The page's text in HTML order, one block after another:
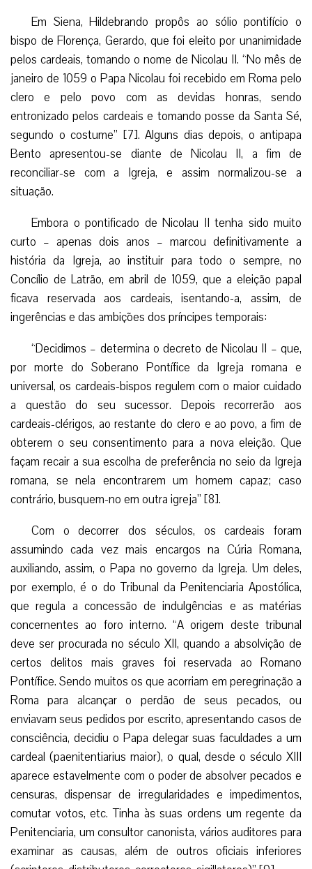
Em Siena, Hildebrando propôs ao sólio pontifício o
bispo de Florença, Gerardo, que foi eleito por unanimidade
pelos cardeais, tomando o nome de Nicolau II. “No mês de
janeiro de 1059 o Papa Nicolau foi recebido em Roma pelo
clero e pelo povo com as devidas honras, sendo
entronizado pelos cardeais e tomando posse da Santa Sé,
segundo o costume” [7]. Alguns dias depois, o antipapa
Bento apresentou-se diante de Nicolau II, a fim de
reconciliar-se com a Igreja, e assim normalizou-se a
situação.
Embora o pontificado de Nicolau II tenha sido muito
curto – apenas dois anos – marcou definitivamente a
história da Igreja, ao instituir para todo o sempre, no
Concílio de Latrão, em abril de 1059, que a eleição papal
ficava reservada aos cardeais, isentando-a, assim, de
ingerências e das ambições dos príncipes temporais:
“Decidimos – determina o decreto de Nicolau II – que,
por morte do Soberano Pontífice da Igreja romana e
universal, os cardeais-bispos regulem com o maior cuidado
a questão do seu sucessor. Depois recorrerão aos
cardeais-clérigos, ao restante do clero e ao povo, a fim de
obterem o seu consentimento para a nova eleição. Que
façam recair a sua escolha de preferência no seio da Igreja
romana, se nela encontrarem um homem capaz; caso
contrário, busquem-no em outra igreja” [8].
Com o decorrer dos séculos, os cardeais foram
assumindo cada vez mais encargos na Cúria Romana,
auxiliando, assim, o Papa no governo da Igreja. Um deles,
por exemplo, é o do Tribunal da Penitenciaria Apostólica,
que regula a concessão de indulgências e as matérias
concernentes ao foro interno. “A origem deste tribunal
deve ser procurada no século XII, quando a absolvição de
certos delitos mais graves foi reservada ao Romano
Pontífice. Sendo muitos os que acorriam em peregrinação a
Roma para alcançar o perdão de seus pecados, ou
enviavam seus pedidos por escrito, apresentando casos de
consciência, decidiu o Papa delegar suas faculdades a um
cardeal (paenitentiarius maior), o qual, desde o século XIII
aparece estavelmente com o poder de absolver pecados e
censuras, dispensar de irregularidades e impedimentos,
comutar votos, etc. Tinha às suas ordens um regente da
Penitenciaria, um consultor canonista, vários auditores para
examinar as causas, além de outros oficiais inferiores